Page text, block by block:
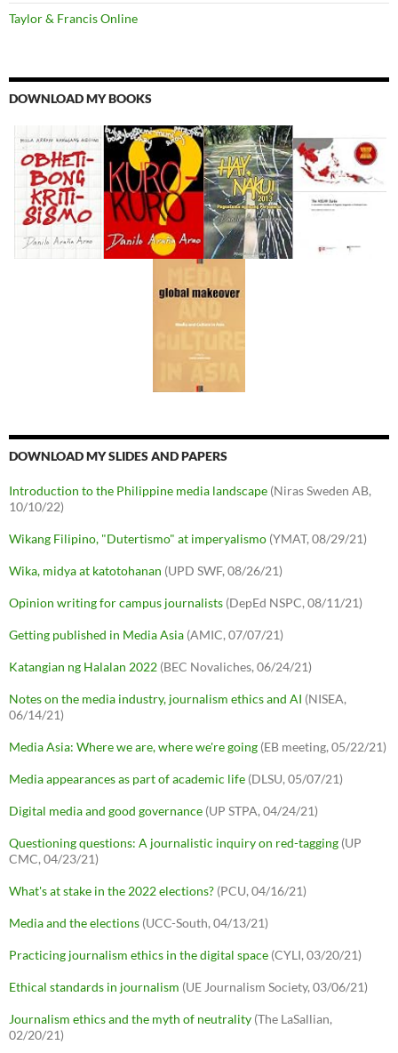
Taylor & Francis Online
DOWNLOAD MY BOOKS
DOWNLOAD MY SLIDES AND PAPERS
Introduction to the Philippine media landscape (Niras Sweden AB,
10/10/22)
Wikang Filipino, "Dutertismo" at imperyalismo (YMAT, 08/29/21)
Wika, midya at katotohanan (UPD SWF, 08/26/21)
Opinion writing for campus journalists (DepEd NSPC, 08/11/21)
Getting published in Media Asia (AMIC, 07/07/21)
Katangian ng Halalan 2022 (BEC Novaliches, 06/24/21)
Notes on the media industry, journalism ethics and AI (NISEA,
06/14/21)
Media Asia: Where we are, where we're going (EB meeting, 05/22/21)
Media appearances as part of academic life (DLSU, 05/07/21)
Digital media and good governance (UP STPA, 04/24/21)
Questioning questions: A journalistic inquiry on red-tagging (UP
CMC, 04/23/21)
What's at stake in the 2022 elections? (PCU, 04/16/21)
Media and the elections (UCC-South, 04/13/21)
Practicing journalism ethics in the digital space (CYLI, 03/20/21)
Ethical standards in journalism (UE Journalism Society, 03/06/21)
Journalism ethics and the myth of neutrality (The LaSallian,
02/20/21)